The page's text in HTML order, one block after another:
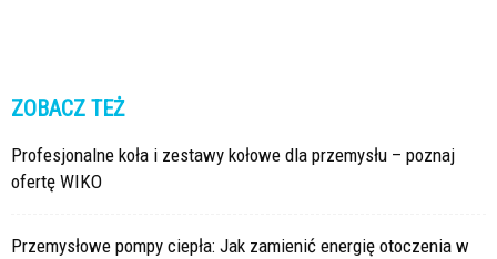
ZOBACZ TEŻ
Profesjonalne koła i zestawy kołowe dla przemysłu – poznaj
ofertę WIKO
Przemysłowe pompy ciepła: Jak zamienić energię otoczenia w